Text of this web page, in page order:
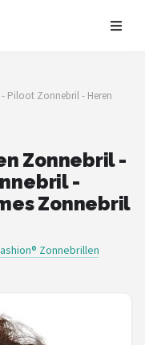
Piloot Zonnebril - Heren
Zonnebril -
-
Zonnebril
Zonnebrillen